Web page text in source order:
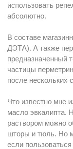
использовать
абсолютно.
В составе
ДЭТА). А также
предназначенный
частицы
после нескольких
Что известно мне
масло эвкалипта.
раствором можно
шторы и тюль. Но
если